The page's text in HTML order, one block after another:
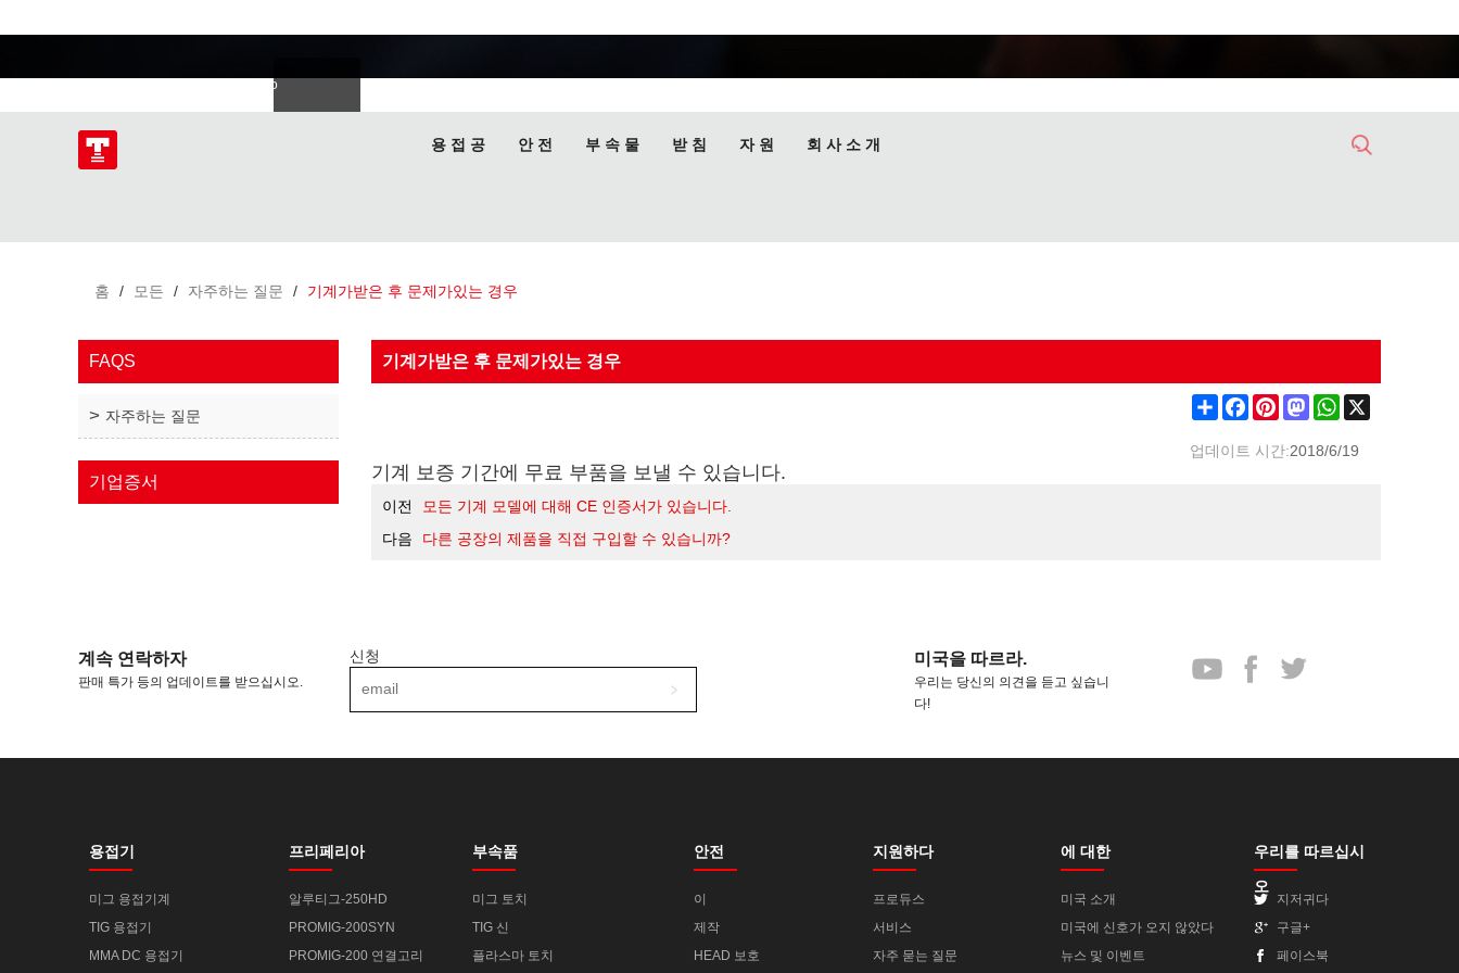
Italiano
Polski 용 접 공 안 전 부 속 물 받 침 자 원 회 사 소 개
홈 / 모든 / 자주하는 질문 / 기계가받은 후 문제가있는 경우
FAQS
자주하는 질문
기업증서
기계가받은 후 문제가있는 경우
ShareFacebookPinterestMastodonWhatsApp
업데이트 시간:2018/6/19
기계 보증 기간에 무료 부품을 보낼 수 있습니다.
이전
모든 기계 모델에 대해 CE 인증서가 있습니다.
다음
다른 공장의 제품을 직접 구입할 수 있습니까?
계속 연락하자
판매 특가 등의 업데이트를 받으십시오.
신청 미국을 따르라.
우리는 당신의 의견을 듣고 싶습니
다!
용접기
미그 용접기계
TIG 용접기
MMA DC 용접기
프리페리아
알루티그-250HD
PROMIG-200SYN
PROMIG-200 연결고리
부속품
미그 토치
TIG 신
플라스마 토치
안전
이
제작
HEAD 보호
지원하다
프로듀스
서비스
자주 묻는 질문
에 대한
미국 소개
미국에 신호가 오지 않았다
뉴스 및 이벤트
우리를 따르십시
오
지저귀다
구글+
페이스북